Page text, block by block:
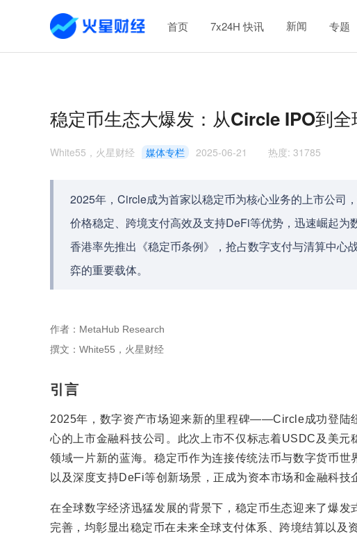
首页 7x24H 快讯 新闻 专题
稳定币生态大爆发：从Circle IPO到
White55，火星财经 媒体专栏 2025-06-21 热度: 31785
2025年，Circle成为首家以稳定币为核心业务的上市公司
价格稳定、跨境支付高效及支持DeFi等优势，迅速崛起为
香港率先推出《稳定币条例》，抢占数字支付与清算中心
弈的重要载体。
作者：MetaHub Research
撰文：White55，火星财经
引言
2025年，数字资产市场迎来新的里程碑——Circle成功登陆
心的上市金融科技公司。此次上市不仅标志着USDC及美
领域一片新的蓝海。稳定币作为连接传统法币与数字货币
以及深度支持DeFi等创新场景，正成为资本市场和金融科技
在全球数字经济迅猛发展的背景下，稳定币生态迎来了爆
完善，均彰显出稳定币在未来全球支付体系、跨境结算以